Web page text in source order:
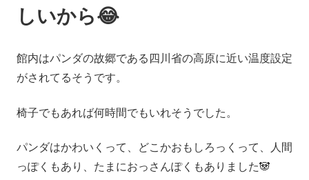
しいから😂
館内はパンダの故郷である四川省の高原に近い温度設定
がされてるそうです。
椅子でもあれば何時間でもいれそうでした。
パンダはかわいくって、どこかおもしろっくって、人間
っぽくもあり、たまにおっさんぽくもありました🐼